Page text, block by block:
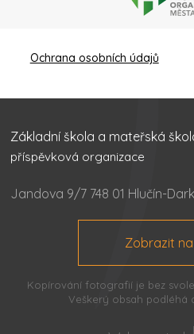
Ochrana osobních údajů
Základní škola a mateřská
příspěvková organizace
Jandova 9/7 748 01 Hlučín-
Zobrazit
Kopírování fotografií je bez
Veškerý obsah podléhá